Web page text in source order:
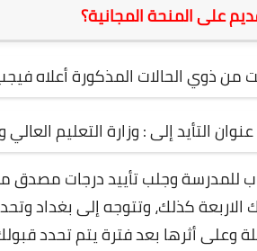
على المنحة المجانية؟
من ذوي الحالات المذكورة أعلاه
التأيد إلى : وزارة التعليم
للمدرسة وجلب تأييد درجات مصدق
كذلك، وتتوجه إلى بغداد
وعلى أثرها بعد فترة يتم تحدد